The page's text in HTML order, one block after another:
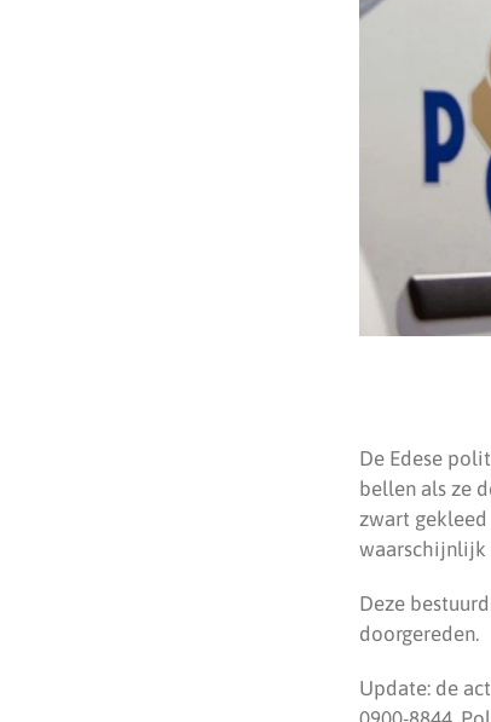
De Edese
bellen als ze
zwart
waarschijnlijk
Deze
doorgereden.
Update: de